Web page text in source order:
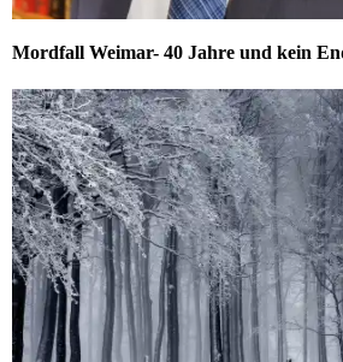
Mordfall Weimar- 40 Jahre und kein